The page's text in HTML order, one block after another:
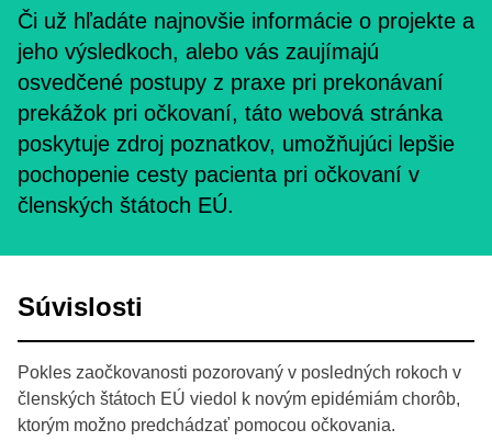
Či už hľadáte najnovšie informácie o projekte a
jeho výsledkoch, alebo vás zaujímajú
osvedčené postupy z praxe pri prekonávaní
prekážok pri očkovaní, táto webová stránka
poskytuje zdroj poznatkov, umožňujúci lepšie
pochopenie cesty pacienta pri očkovaní v
členských štátoch EÚ.
Súvislosti
Pokles zaočkovanosti pozorovaný v posledných rokoch v
členských štátoch EÚ viedol k novým epidémiám chorôb,
ktorým možno predchádzať pomocou očkovania.